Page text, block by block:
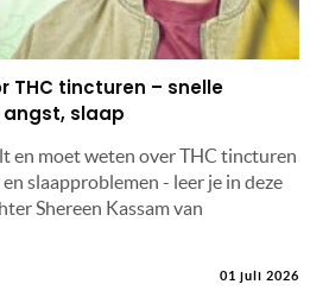
THC tincturen – snelle
slaap
en moet weten over THC tincturen
slaapproblemen - leer je in deze
Shereen Kassam van
01 juli 2026